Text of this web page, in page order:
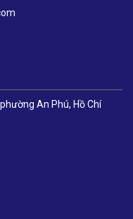
An Phú, Hồ Chí